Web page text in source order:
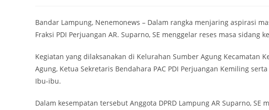
Bandar Lampung, Nenemonews – Dalam rangka menjaring aspirasi
Fraksi PDI Perjuangan AR. Suparno, SE menggelar reses masa sidang
Kegiatan yang dilaksanakan di Kelurahan Sumber Agung Kecamatan
Agung, Ketua Sekretaris Bendahara PAC PDI Perjuangan Kemiling
Ibu-ibu.
Dalam kesempatan tersebut Anggota DPRD Lampung AR Suparno,